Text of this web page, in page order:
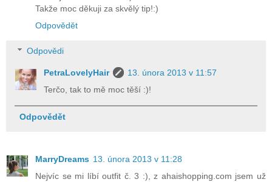
Takže moc děkuji za skvělý tip!:)
Odpovědět
Odpovědi
PetraLovelyHair
13. února 2013 v 11:57
Terčo, tak to mě moc těší :)!
Odpovědět
MarryDreams 13. února 2013 v 11:28
Nejvíc se mi líbí outfit č. 3 :), z ahaishopping.com jsem už